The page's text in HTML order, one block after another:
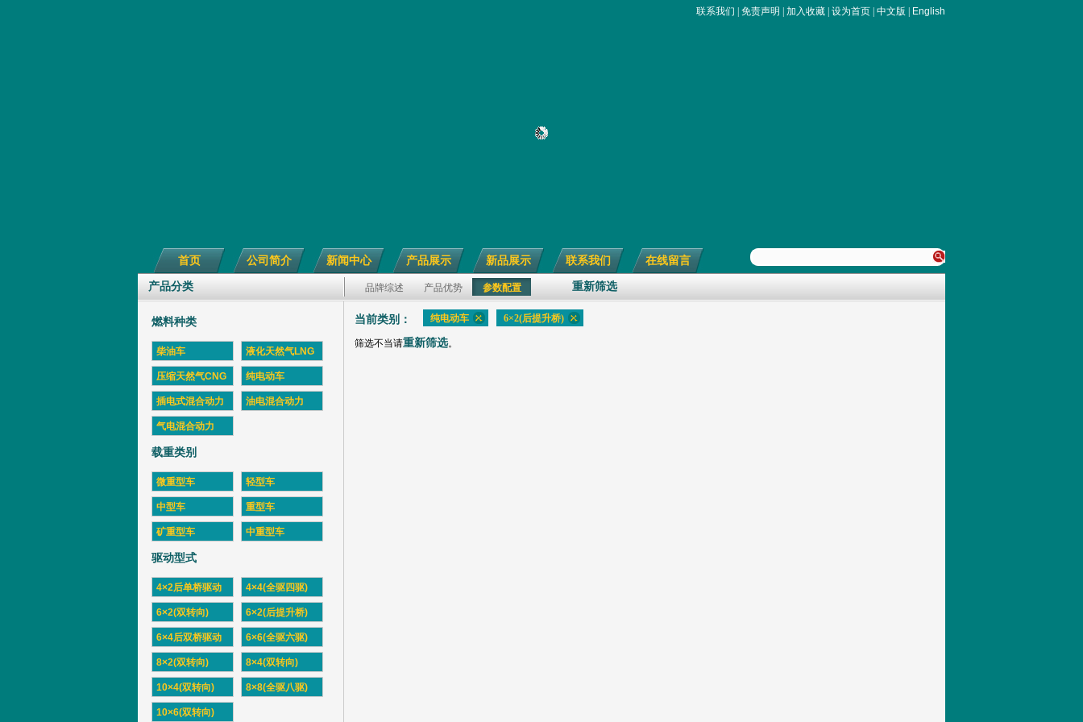
联系我们 免责声明 加入收藏 设为首页 中文版 English
首页 公司简介 新闻中心 产品展示 新品展示 联系我们 在线留言
产品分类 品牌综述 产品优势 参数配置 重新筛选
燃料种类
柴油车 液化天然气LNG
压缩天然气CNG 纯电动车
插电式混合动力 油电混合动力
气电混合动力
载重类别
微重型车 轻型车
中型车 重型车
矿重型车 中重型车
驱动型式
4×2后单桥驱动 4×4(全驱四驱)
6×2(双转向) 6×2(后提升桥)
6×4后双桥驱动 6×6(全驱六驱)
8×2(双转向) 8×4(双转向)
10×4(双转向) 8×8(全驱八驱)
10×6(双转向)
当前类别： 纯电动车 6×2(后提升桥)
筛选不当请重新筛选。